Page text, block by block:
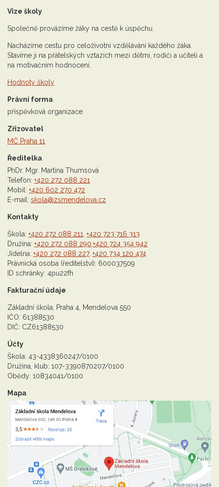
Vize školy
Společně provázíme žáky na cestě k úspěchu.
Nacházíme cestu pro celoživotní vzdělávání každého žáka.
Stavíme ji na přátelských vztazích mezi dětmi, rodiči a učiteli a
na motivačním hodnocení.
Hodnoty školy
Právní forma
příspěvková organizace
Zřizovatel
MČ Praha 11
Ředitelka
PhDr. Mgr. Martina Thumsová
Telefon: +420 272 088 221
Mobil: +420 602 270 472
E-mail: skola@zsmendelova.cz
Kontakty
Škola: +420 272 088 211 +420 723 716 313
Družina: +420 272 088 290 +420 724 354 942
Jídelna: +420 272 088 227, +420 734 120 474
Právnická osoba (ředitelství): 600037509
ID schránky: 4pu22fh
Fakturační údaje
Základní škola, Praha 4, Mendelova 550
IČO: 61388530
DIČ: CZ61388530
Účty
Škola: 43-4338360247/0100
Družina, klub: 107-3390870207/0100
Obědy: 10834041/0100
Mapa